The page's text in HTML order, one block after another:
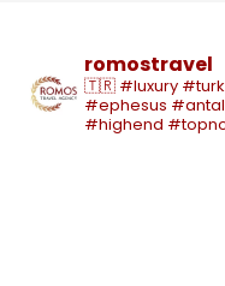
romostravel
🇹🇷 #luxury
#ephesus
#highend